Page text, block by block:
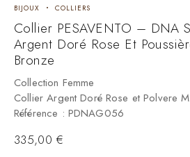
BIJOUX COLLIERS
Collier PESAVENTO – DNA
Argent Doré Rose Et
Bronze
Collection Femme
Collier Argent Doré Rose et Polvere
Référence : PDNAG056
335,00 €